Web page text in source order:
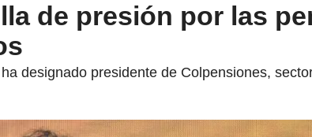
de presión por las
designado presidente de Colpensiones,